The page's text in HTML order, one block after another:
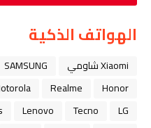
الهواتف الذكية
Xiaomi شاومي SAMSUNG
Honor
Realme
LG
Tecno
Lenovo